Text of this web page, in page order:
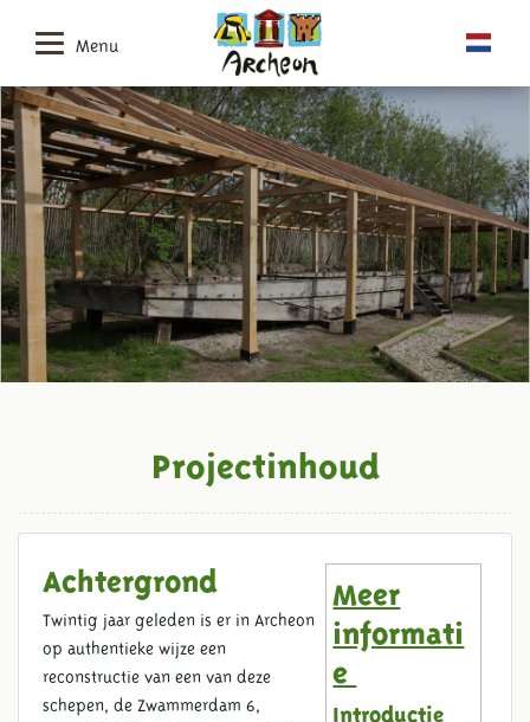
Menu
Projectinhoud
Meer
informati
e
Introductie
Achtergrond
Twintig jaar geleden is er in Archeon
op authentieke wijze een
reconstructie van een van deze
schepen, de Zwammerdam 6,